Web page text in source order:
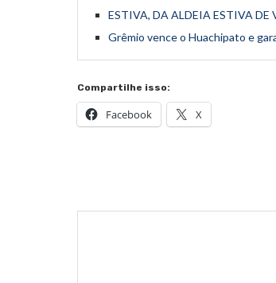
ESTIVA, DA ALDEIA ESTIVA DE
Grêmio vence o Huachipato e
Compartilhe isso:
Facebook X